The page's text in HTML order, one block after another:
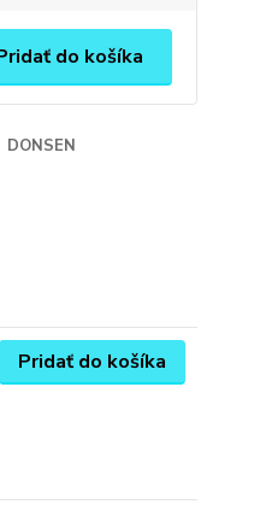
do košíka
DONSEN
Pridať do košíka